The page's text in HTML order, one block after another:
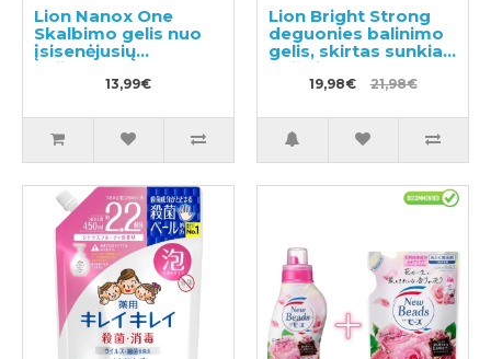
Lion Nanox One
Skalbimo gelis nuo
įsisenėjusių
nešvarumų 380g
13,99€
Lion Bright Strong
deguonies balinimo
gelis, skirtas sunkiai
pašalinamoms
dėmėms,
antibakteriniu
poveikiu 510ml +
19,98€ 21,98€